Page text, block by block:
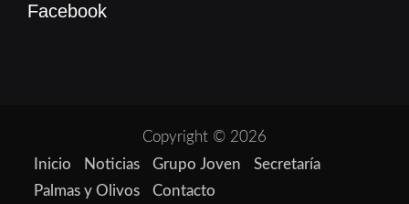
Facebook
Copyright © 2026
Inicio
Noticias Grupo Joven
Secretaría
Palmas y Olivos
Contacto